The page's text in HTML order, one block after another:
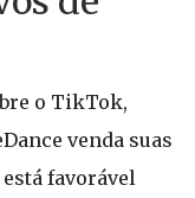
o TikTok,
venda suas
favorável